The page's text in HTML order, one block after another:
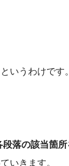
いうわけです
段落の該当箇
いきます。